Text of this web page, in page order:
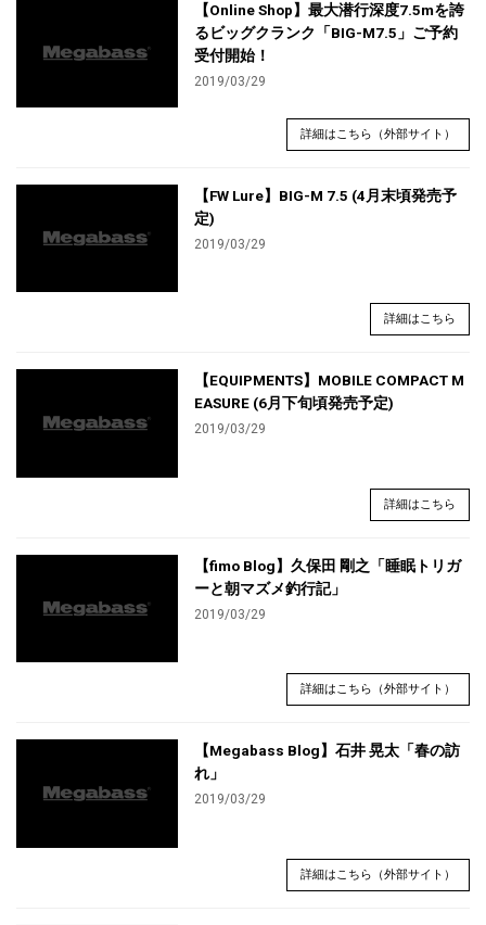
【Online Shop】最大潜行深度7.5mを誇
るビッグクランク「BIG-M7.5」ご予約
受付開始！
2019/03/29
詳細はこちら（外部サイト）
【FW Lure】BIG-M 7.5 (4月末頃発売予
定)
2019/03/29
詳細はこちら
【EQUIPMENTS】MOBILE COMPACT M
EASURE (6月下旬頃発売予定)
2019/03/29
詳細はこちら
【fimo Blog】久保田 剛之「睡眠トリガ
ーと朝マズメ釣行記」
2019/03/29
詳細はこちら（外部サイト）
【Megabass Blog】石井 晃太「春の訪
れ」
2019/03/29
詳細はこちら（外部サイト）